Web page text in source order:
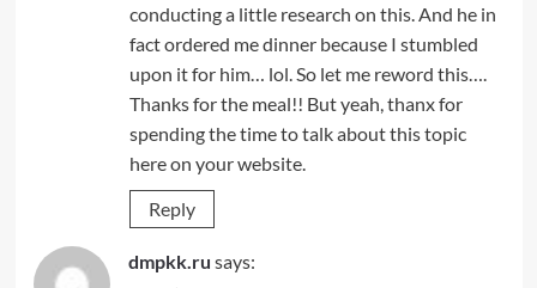
conducting a little research on this. And he in
fact ordered me dinner because I stumbled
upon it for him… lol. So let me reword this….
Thanks for the meal!! But yeah, thanx for
spending the time to talk about this topic
here on your website.
Reply
dmpkk.ru says: